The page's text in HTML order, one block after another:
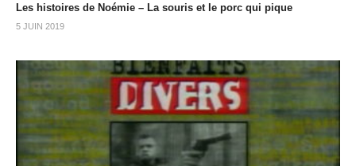
Les histoires de Noémie – La souris et le porc qui pique
5 JUIN 2019